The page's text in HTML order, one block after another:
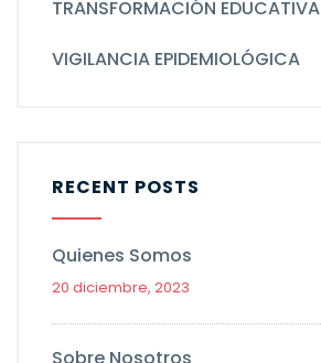
TRANSFORMACIÓN EDUCATIVA
VIGILANCIA EPIDEMIOLÓGICA
RECENT POSTS
Quienes Somos
20 diciembre, 2023